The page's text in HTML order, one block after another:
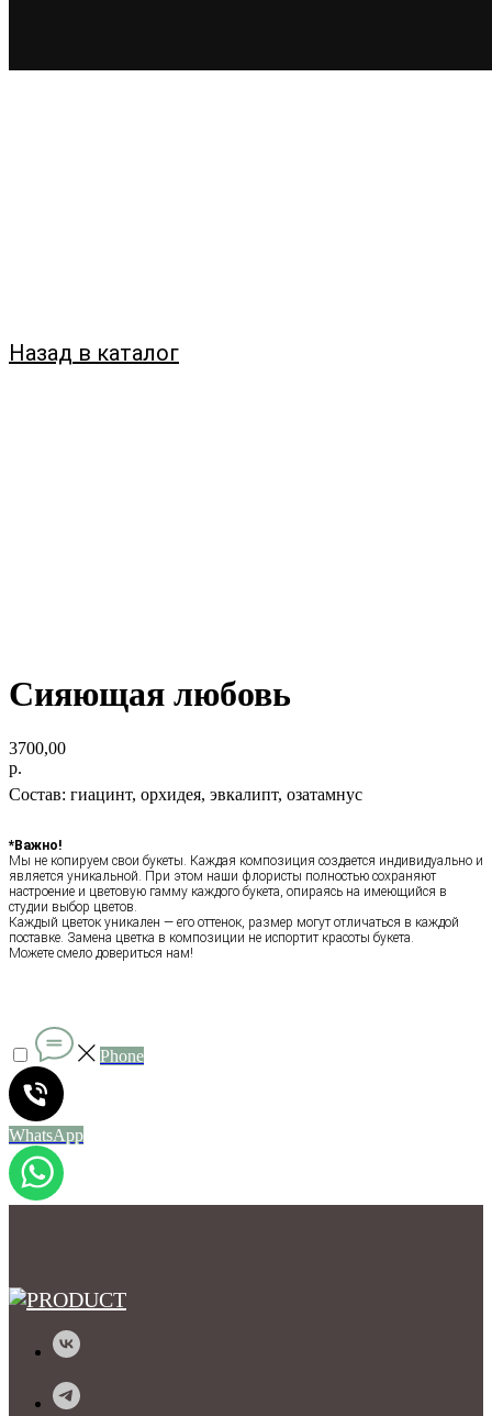
Назад в каталог
Сияющая любовь
3700,00
р.
Состав: гиацинт, орхидея, эвкалипт, озатамнус
*Важно!
Мы не копируем свои букеты. Каждая композиция создается индивидуально и
является уникальной. При этом наши флористы полностью сохраняют
настроение и цветовую гамму каждого букета, опираясь на имеющийся в
студии выбор цветов.
Каждый цветок уникален — его оттенок, размер могут отличаться в каждой
поставке. Замена цветка в композиции не испортит красоты букета.
Можете смело довериться нам!
Phone
WhatsApp